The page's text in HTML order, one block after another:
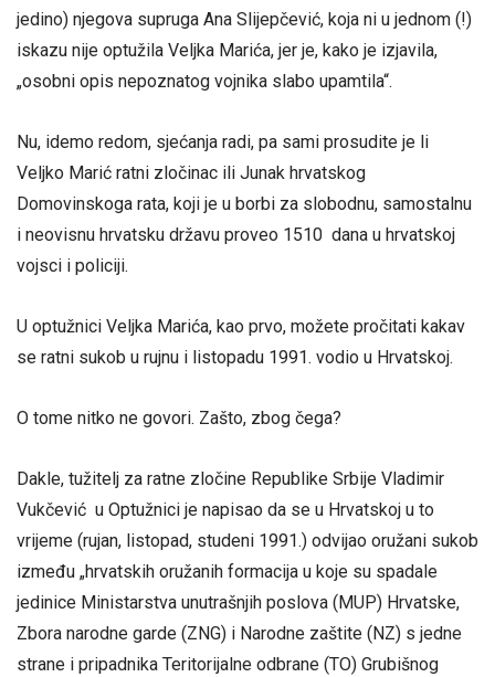
jedino) njegova supruga Ana Slijepčević, koja ni u jednom (!)
iskazu nije optužila Veljka Marića, jer je, kako je izjavila,
„osobni opis nepoznatog vojnika slabo upamtila“.
Nu, idemo redom, sjećanja radi, pa sami prosudite je li
Veljko Marić ratni zločinac ili Junak hrvatskog
Domovinskoga rata, koji je u borbi za slobodnu, samostalnu
i neovisnu hrvatsku državu proveo 1510 dana u hrvatskoj
vojsci i policiji.
U optužnici Veljka Marića, kao prvo, možete pročitati kakav
se ratni sukob u rujnu i listopadu 1991. vodio u Hrvatskoj.
O tome nitko ne govori. Zašto, zbog čega?
Dakle, tužitelj za ratne zločine Republike Srbije Vladimir
Vukčević u Optužnici je napisao da se u Hrvatskoj u to
vrijeme (rujan, listopad, studeni 1991.) odvijao oružani sukob
između „hrvatskih oružanih formacija u koje su spadale
jedinice Ministarstva unutrašnjih poslova (MUP) Hrvatske,
Zbora narodne garde (ZNG) i Narodne zaštite (NZ) s jedne
strane i pripadnika Teritorijalne odbrane (TO) Grubišnog